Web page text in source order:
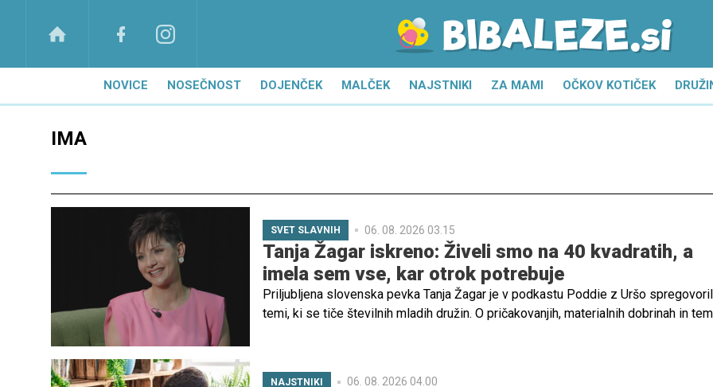
NOVICE NOSEČNOST DOJENČEK MALČEK NAJSTNIKI ZA MAMI OČKOV KOTIČEK
IMA
SVET SLAVNIH 06. 08. 2026 03.15
Tanja Žagar iskreno: Živeli smo na 40 kvadratih, a
imela sem vse, kar otrok potrebuje
Priljubljena slovenska pevka Tanja Žagar je v podkastu Poddie z Uršo
temi, ki se tiče številnih mladih družin. O pričakovanjih, materialnih dobrinah in
popolni pogoji, ampak odnosi, bližina in občutek varnosti.
NAJSTNIKI 06. 08. 2026 04.00